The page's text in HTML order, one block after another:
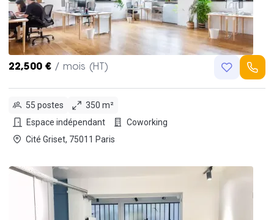
22,500 € / mois (HT)
55 postes
350 m²
Espace indépendant
Coworking
Cité Griset, 75011 Paris